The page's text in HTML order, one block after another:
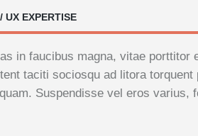
UX EXPERTISE
in faucibus magna, vitae porttitor
taciti sociosqu ad litora
Suspendisse vel eros varius,